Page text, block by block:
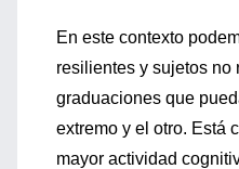
En este contexto
resilientes y sujetos no
graduaciones que
extremo y el otro. Está
mayor actividad